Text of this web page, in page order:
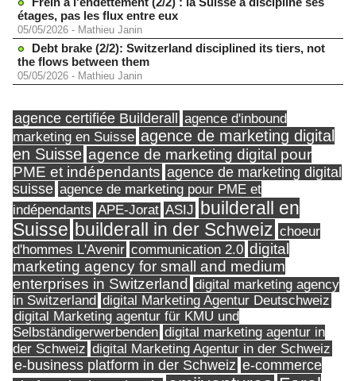
étages, pas les flux entre eux
05/05/2026 - Mathieu Janin
Debt brake (2/2): Switzerland disciplined its tiers, not
the flows between them
05/05/2026 - Mathieu Janin
agence certifiée Builderall
agence d'inbound
marketing en Suisse agence de marketing digital
en Suisse agence de marketing digital pour
PME et indépendants agence de marketing digital
suisse agence de marketing pour PME et
indépendants APE-Jorat ASIJ builderall en
Suisse builderall in der Schweiz choeur
d'hommes L'Avenir communication 2.0 digital
marketing agency for small and medium
enterprises in Switzerland digital marketing agency
in Switzerland digital Marketing Agentur Deutschweiz
digital Marketing agentur für KMU und
Selbständigerwerbenden digital marketing agentur in
der Schweiz digital Marketing Agentur in der Schweiz
e-business platform in der Schweiz e-commerce